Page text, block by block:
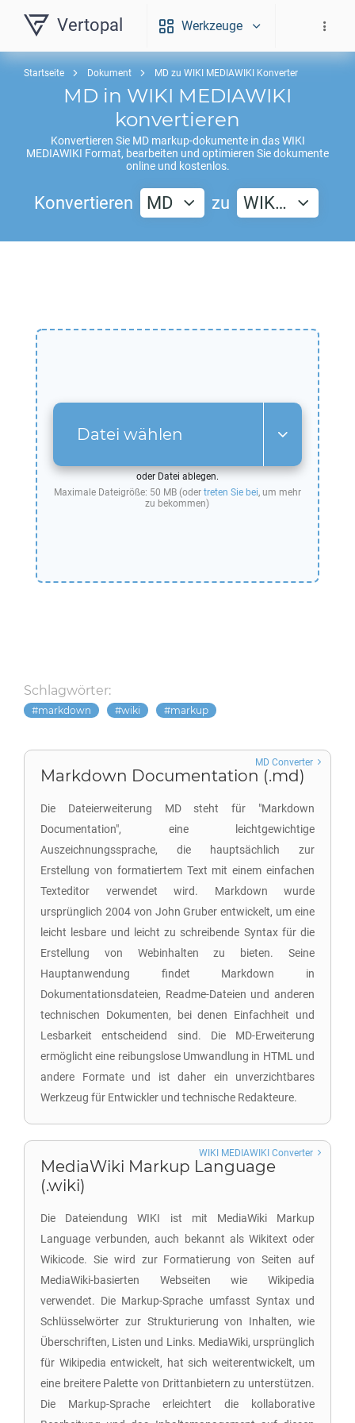
Vertopal Werkzeuge
Startseite Dokument MD zu WIKI MEDIAWIKI Konverter
MD in WIKI MEDIAWIKI
konvertieren
Konvertieren Sie MDmarkup-dokumente in dasWIKI
MEDIAWIKI Format, bearbeiten und optimieren Sie dokumente
online und kostenlos.
Konvertieren MD zu WIK…
Datei wählen
oder Datei ablegen.
Maximale Dateigröße: 50 MB (oder treten Sie bei, um mehr
zu bekommen)
Schlagwörter:
markdown wiki markup
Markdown Documentation (.md)
Die Dateierweiterung MD steht für "Markdown
Documentation", eine leichtgewichtige
Auszeichnungssprache, die hauptsächlich zur
Erstellung von formatiertem Text mit einem einfachen
Texteditor verwendet wird. Markdown wurde
ursprünglich 2004 von John Gruber entwickelt, um eine
leicht lesbare und leicht zu schreibende Syntax für die
Erstellung von Webinhalten zu bieten. Seine
Hauptanwendung findet Markdown in
Dokumentationsdateien, Readme-Dateien und anderen
technischen Dokumenten, bei denen Einfachheit und
Lesbarkeit entscheidend sind. Die MD-Erweiterung
ermöglicht eine reibungslose Umwandlung in HTML und
andere Formate und ist daher ein unverzichtbares
Werkzeug für Entwickler und technische Redakteure.
MD Converter
MediaWiki Markup Language
(.wiki)
Die Dateiendung WIKI ist mit MediaWiki Markup
Language verbunden, auch bekannt als Wikitext oder
Wikicode. Sie wird zur Formatierung von Seiten auf
MediaWiki-basierten Webseiten wie Wikipedia
verwendet. Die Markup-Sprache umfasst Syntax und
Schlüsselwörter zur Strukturierung von Inhalten, wie
Überschriften, Listen und Links. MediaWiki, ursprünglich
für Wikipedia entwickelt, hat sich weiterentwickelt, um
eine breitere Palette von Drittanbietern zu unterstützen.
Die Markup-Sprache erleichtert die kollaborative
WIKI MEDIAWIKI Converter